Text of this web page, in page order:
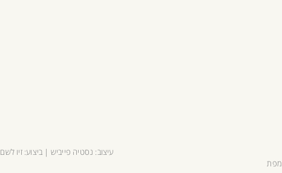
מפת
עיצוב: נסטיה פייביש | ביצוע:זיו לשם